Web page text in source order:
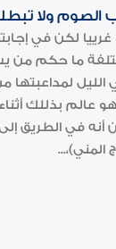
الصوم ولا
لكن في
ما حكم من
لمداعبتها
عالم بذللك
أنه في الطريق
المني)،...